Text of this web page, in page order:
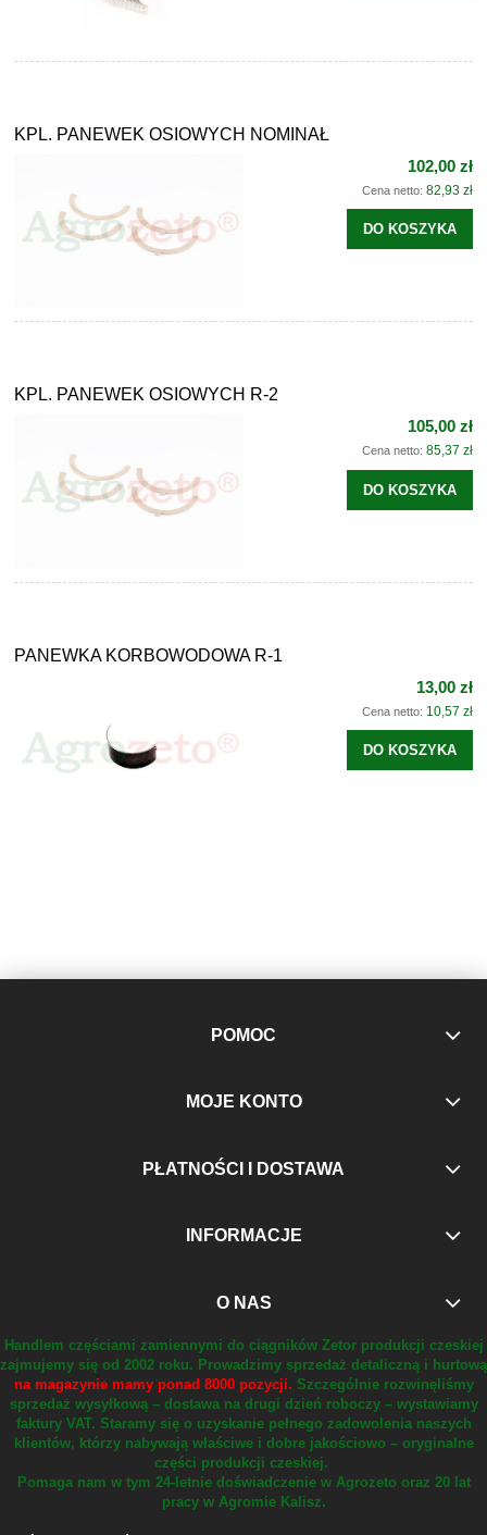
KPL. PANEWEK OSIOWYCH NOMINAŁ
102,00 zł
Cena netto: 82,93 zł
DO KOSZYKA
KPL. PANEWEK OSIOWYCH R-2
105,00 zł
Cena netto: 85,37 zł
DO KOSZYKA
PANEWKA KORBOWODOWA R-1
13,00 zł
Cena netto: 10,57 zł
DO KOSZYKA
POMOC
MOJE KONTO
PŁATNOŚCI I DOSTAWA
INFORMACJE
O NAS
Handlem częściami zamiennymi do ciągników Zetor produkcji czeskiej
zajmujemy się od 2002 roku. Prowadzimy sprzedaż detaliczną i hurtową
na magazynie mamy ponad 8000 pozycji. Szczególnie rozwinęliśmy
sprzedaż wysyłkową – dostawa na drugi dzień roboczy – wystawiamy
faktury VAT. Staramy się o uzyskanie pełnego zadowolenia naszych
klientów, którzy nabywają właściwe i dobre jakościowo – oryginalne
części produkcji czeskiej.
Pomaga nam w tym 24-letnie doświadczenie w Agrozeto oraz 20 lat
pracy w Agromie Kalisz.